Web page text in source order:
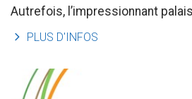
Autrefois, l’impressionnant
l PLUS D'INFOS